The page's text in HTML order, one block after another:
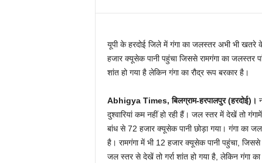
यूपी के हरदोई ज‍िले में गंगा का जलस्तर अभी भी
हजार क्यूसेक पानी पहुंचा जिससे रामगंगा का जलस्तर
शांत हो गया है लेकिन गंगा का रौद्र रूप बरकार है।
Abhigya Times, बिलग्राम-हरपालपुर (हरदोई)।
दुश्वारियां कम नहीं हो रही हैं। जल स्तर में देखें तो
बांध से 72 हजार क्यूसेक पानी छोड़ा गया। गंगा का
है। रामगंगा में भी 12 हजार क्यूसेक पानी पहुंचा,
जल स्तर से देखें तो गर्रा शांत हो गया है, लेकिन गंगा